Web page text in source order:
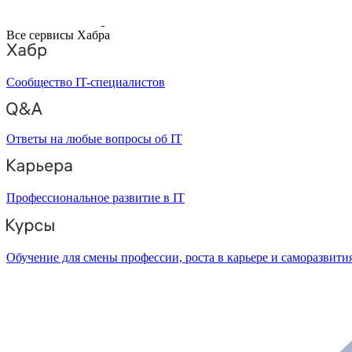
Все сервисы Хабра
Сообщество IT-специалистов
Ответы на любые вопросы об IT
Профессиональное развитие в IT
Обучение для смены профессии, роста в карьере и